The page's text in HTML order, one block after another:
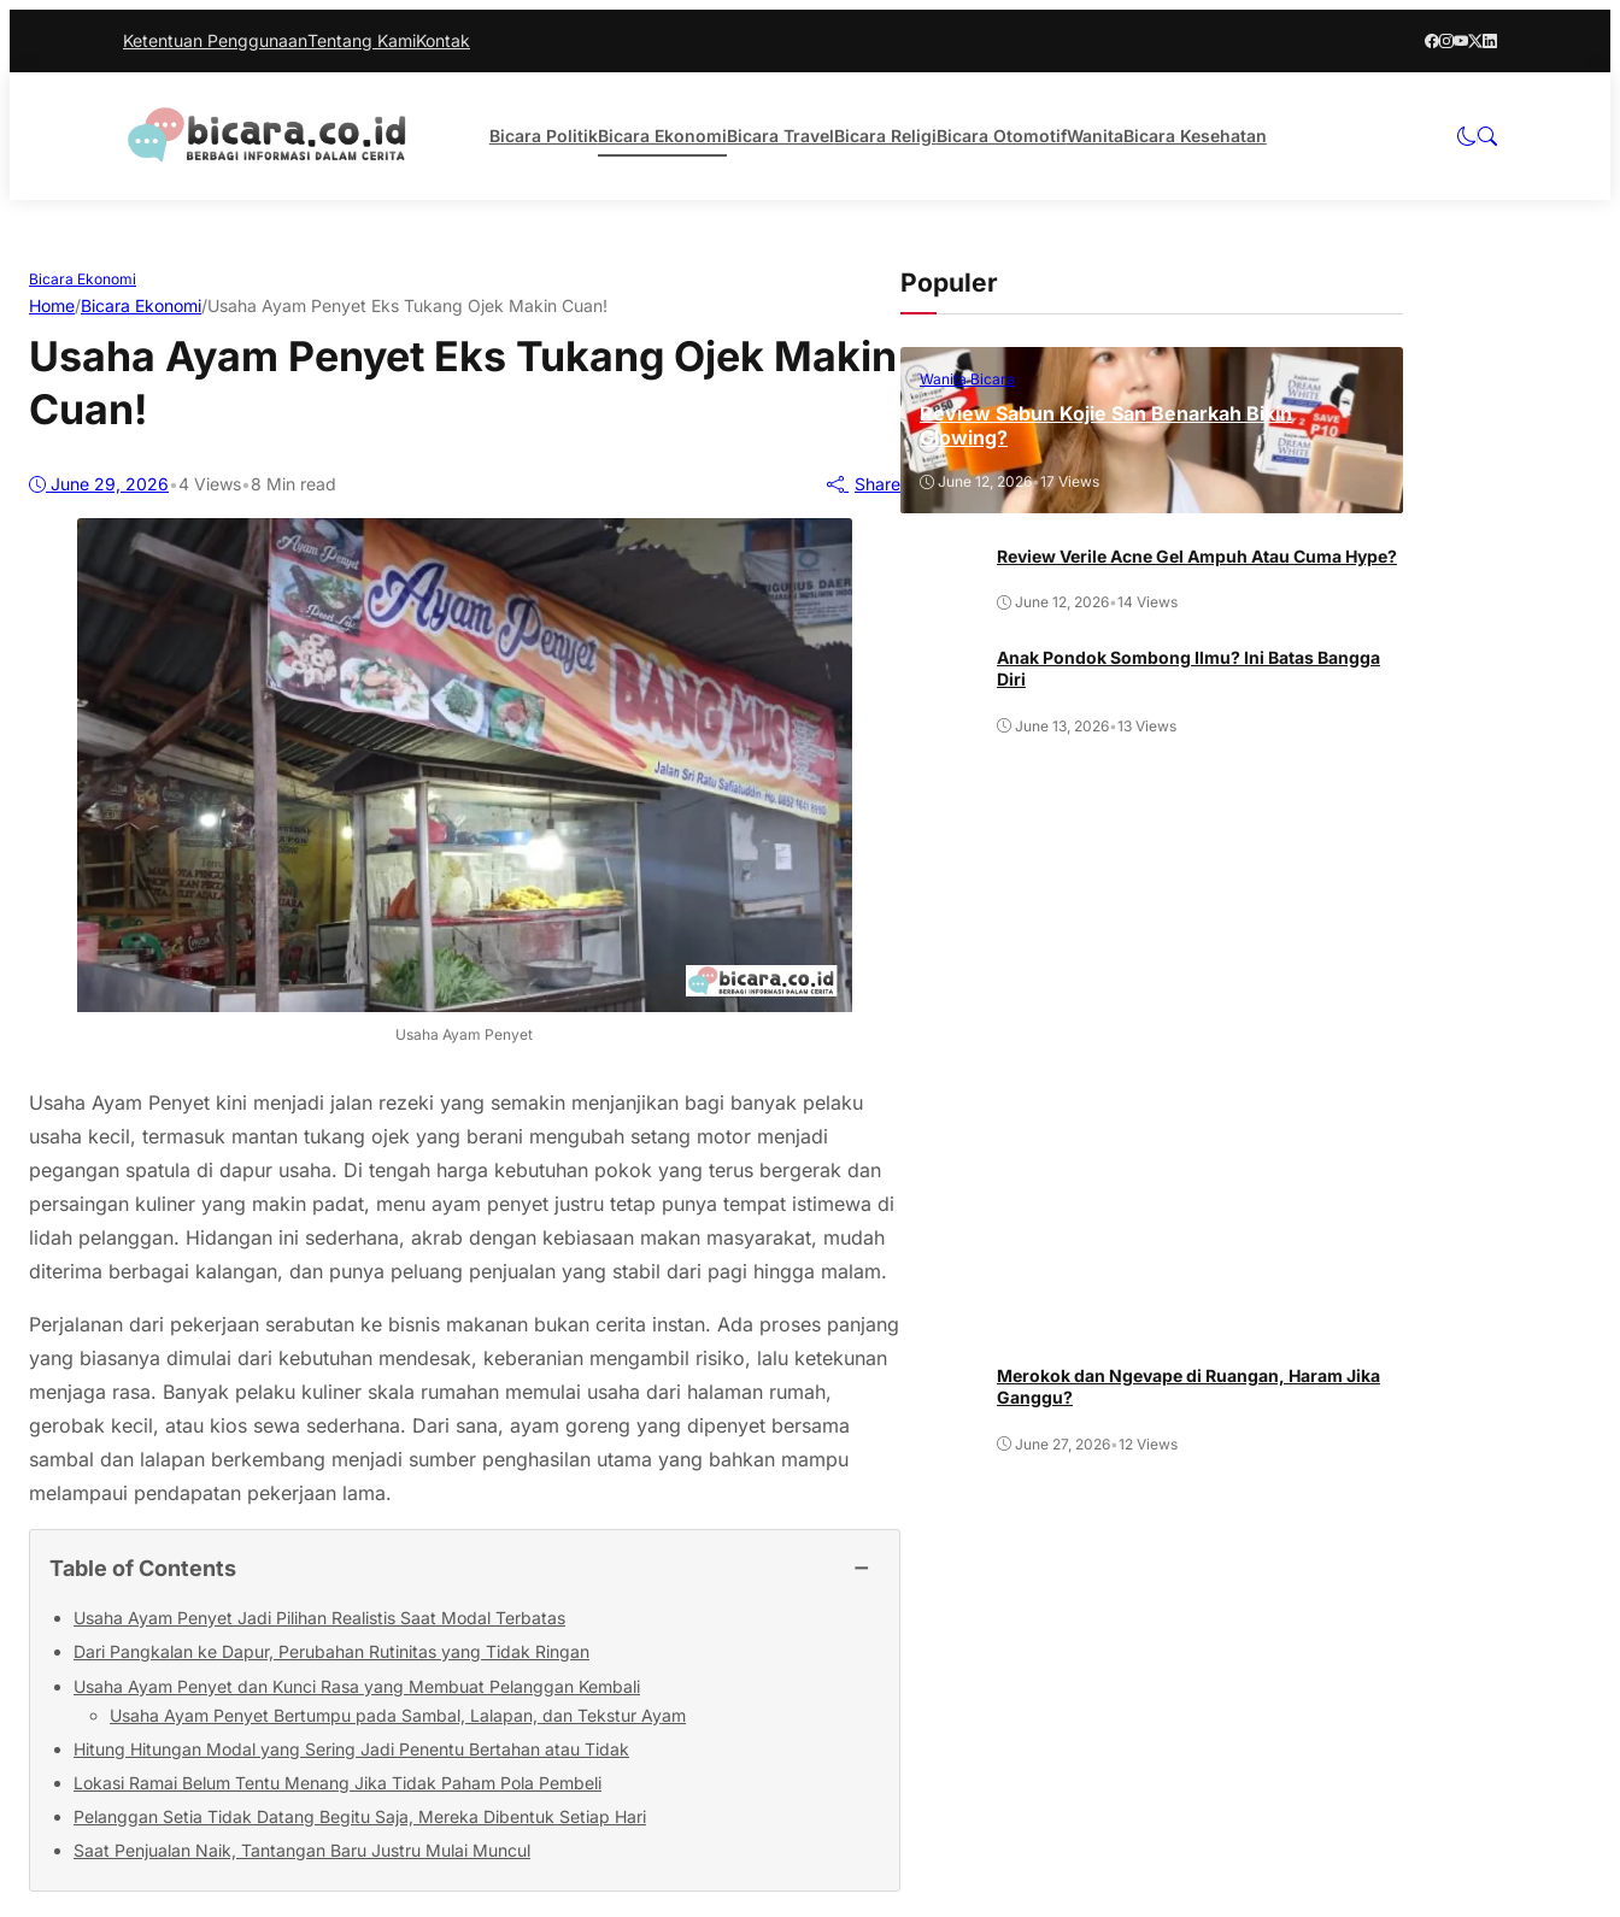
Ketentuan PenggunaanTentang KamiKontak
Bicara PolitikBicara EkonomiBicara TravelBicara ReligiBicara OtomotifWanitaBicara Kesehatan
Bicara Ekonomi
Home/Bicara Ekonomi/Usaha Ayam Penyet Eks Tukang Ojek Makin Cuan!
Usaha Ayam Penyet Eks Tukang Ojek Makin
Cuan!
June 29, 2026•4 Views•8 Min read Share
Usaha Ayam Penyet
Usaha Ayam Penyet kini menjadi jalan rezeki yang semakin menjanjikan bagi banyak pelaku
usaha kecil, termasuk mantan tukang ojek yang berani mengubah setang motor menjadi
pegangan spatula di dapur usaha. Di tengah harga kebutuhan pokok yang terus bergerak dan
persaingan kuliner yang makin padat, menu ayam penyet justru tetap punya tempat istimewa di
lidah pelanggan. Hidangan ini sederhana, akrab dengan kebiasaan makan masyarakat, mudah
diterima berbagai kalangan, dan punya peluang penjualan yang stabil dari pagi hingga malam.
Perjalanan dari pekerjaan serabutan ke bisnis makanan bukan cerita instan. Ada proses panjang
yang biasanya dimulai dari kebutuhan mendesak, keberanian mengambil risiko, lalu ketekunan
menjaga rasa. Banyak pelaku kuliner skala rumahan memulai usaha dari halaman rumah,
gerobak kecil, atau kios sewa sederhana. Dari sana, ayam goreng yang dipenyet bersama
sambal dan lalapan berkembang menjadi sumber penghasilan utama yang bahkan mampu
melampaui pendapatan pekerjaan lama.
Table of Contents −
Usaha Ayam Penyet Jadi Pilihan Realistis Saat Modal Terbatas
Dari Pangkalan ke Dapur, Perubahan Rutinitas yang Tidak Ringan
Usaha Ayam Penyet dan Kunci Rasa yang Membuat Pelanggan Kembali
Usaha Ayam Penyet Bertumpu pada Sambal, Lalapan, dan Tekstur Ayam
Hitung Hitungan Modal yang Sering Jadi Penentu Bertahan atau Tidak
Lokasi Ramai Belum Tentu Menang Jika Tidak Paham Pola Pembeli
Pelanggan Setia Tidak Datang Begitu Saja, Mereka Dibentuk Setiap Hari
Saat Penjualan Naik, Tantangan Baru Justru Mulai Muncul
Populer
Wanita Bicara
Review Sabun Kojie San Benarkah Bikin
Glowing?
June 12, 2026•17 Views
Review Verile Acne Gel Ampuh Atau Cuma Hype?
June 12, 2026•14 Views
Anak Pondok Sombong Ilmu? Ini Batas Bangga
Diri
June 13, 2026•13 Views
Merokok dan Ngevape di Ruangan, Haram Jika
Ganggu?
June 27, 2026•12 Views